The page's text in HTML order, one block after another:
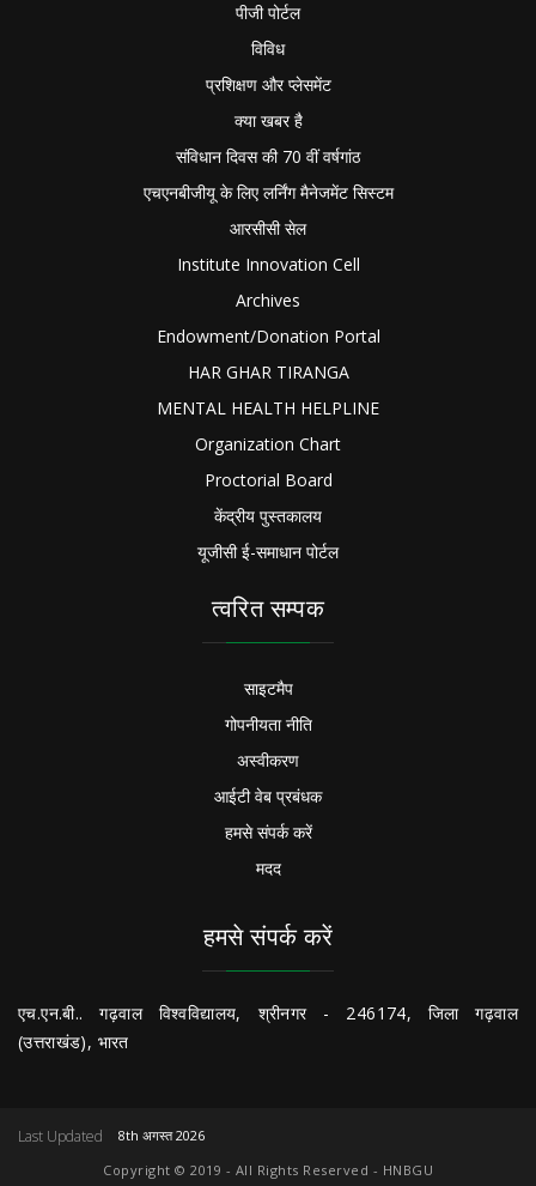
पीजी पोर्टल
विविध
प्रशिक्षण और प्लेसमेंट
क्या खबर है
संविधान दिवस की 70 वीं वर्षगांठ
एचएनबीजीयू के लिए लर्निंग मैनेजमेंट सिस्टम
आरसीसी सेल
Institute Innovation Cell
Archives
Endowment/Donation Portal
HAR GHAR TIRANGA
MENTAL HEALTH HELPLINE
Organization Chart
Proctorial Board
केंद्रीय पुस्तकालय
यूजीसी ई-समाधान पोर्टल
त्वरित सम्पक
साइटमैप
गोपनीयता नीति
अस्वीकरण
आईटी वेब प्रबंधक
हमसे संपर्क करें
मदद
हमसे संपर्क करें
एच.एन.बी.. गढ़वाल विश्वविद्यालय, श्रीनगर - 246174, जिला गढ़वाल
(उत्तराखंड), भारत
Last Updated
8th अगस्त 2026
Copyright © 2019 - All Rights Reserved - HNBGU